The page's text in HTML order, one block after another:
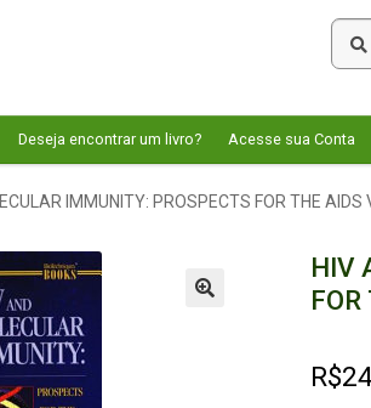
Deseja encontrar um livro? Acesse sua Conta
IMMUNITY: PROSPECTS FOR THE AIDS
HIV
R$